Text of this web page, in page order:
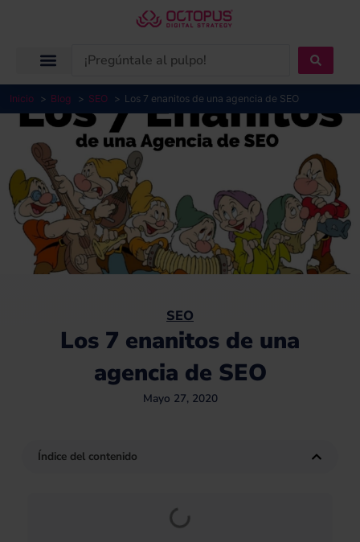
Search
Inicio Blog SEO Los 7 enanitos de una agencia de SEO
SEO
Los 7 enanitos de una
agencia de SEO
Mayo 27, 2020
Índice del contenido